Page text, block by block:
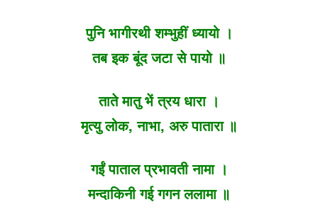
पुनि भागीरथी शम्भुहीं ध्यायो ।
तब इक बूंद जटा से पायो ॥
ताते मातु भें त्रय धारा ।
मृत्यु लोक, नाभा, अरु पातारा ॥
गईं पाताल प्रभावती नामा ।
मन्दाकिनी गई गगन ललामा ॥